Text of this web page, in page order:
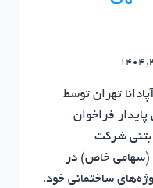
تهران توسط
فراخوان
بتنی شرکت
(سهامی خاص) در
ساختمانی خود،